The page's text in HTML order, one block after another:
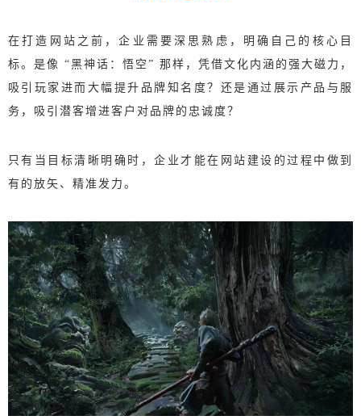
在打造网站之前，企业需要深思熟虑，明确自己的核心目
标。是像 “黑神话：悟空” 那样，凭借文化内涵的强大磁力，
吸引玩家进而大幅提升品牌知名度？还是通过展示产品与服
务，吸引潜客增进客户对品牌的忠诚度？
只有当目标清晰明确时，企业才能在网站建设的过程中做到
有的放矢、精准发力。